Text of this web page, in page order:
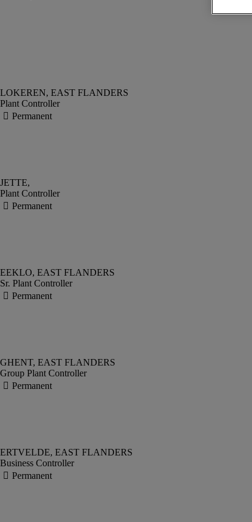
Plant Controller
Plant Controller
Sr. Plant Controller
Group Plant Controller
Business Controller